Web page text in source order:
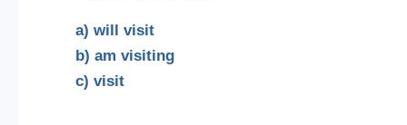
a) will visit
b) am visiting
c) visit